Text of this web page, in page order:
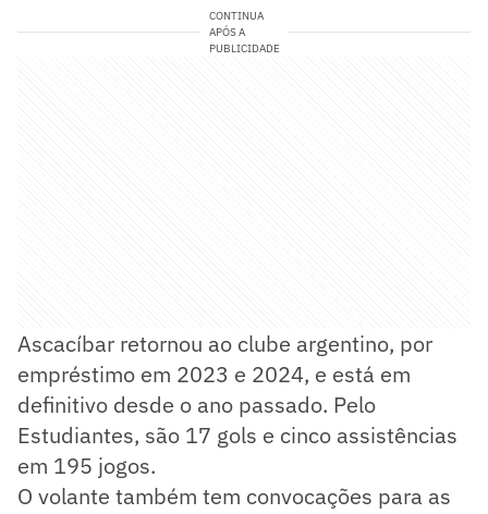
CONTINUA
APÓS A
PUBLICIDADE
Ascacíbar retornou ao clube argentino, por
empréstimo em 2023 e 2024, e está em
definitivo desde o ano passado. Pelo
Estudiantes, são 17 gols e cinco assistências
em 195 jogos.
O volante também tem convocações para as